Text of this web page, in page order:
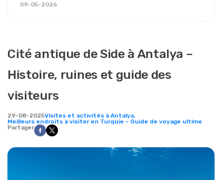
Cité antique de Side à Antalya –
Histoire, ruines et guide des
visiteurs
29-08-2025Visites et activités à Antalya,
Meilleurs endroits à visiter en Turquie – Guide de voyage ultime
Partager
09-05-2026